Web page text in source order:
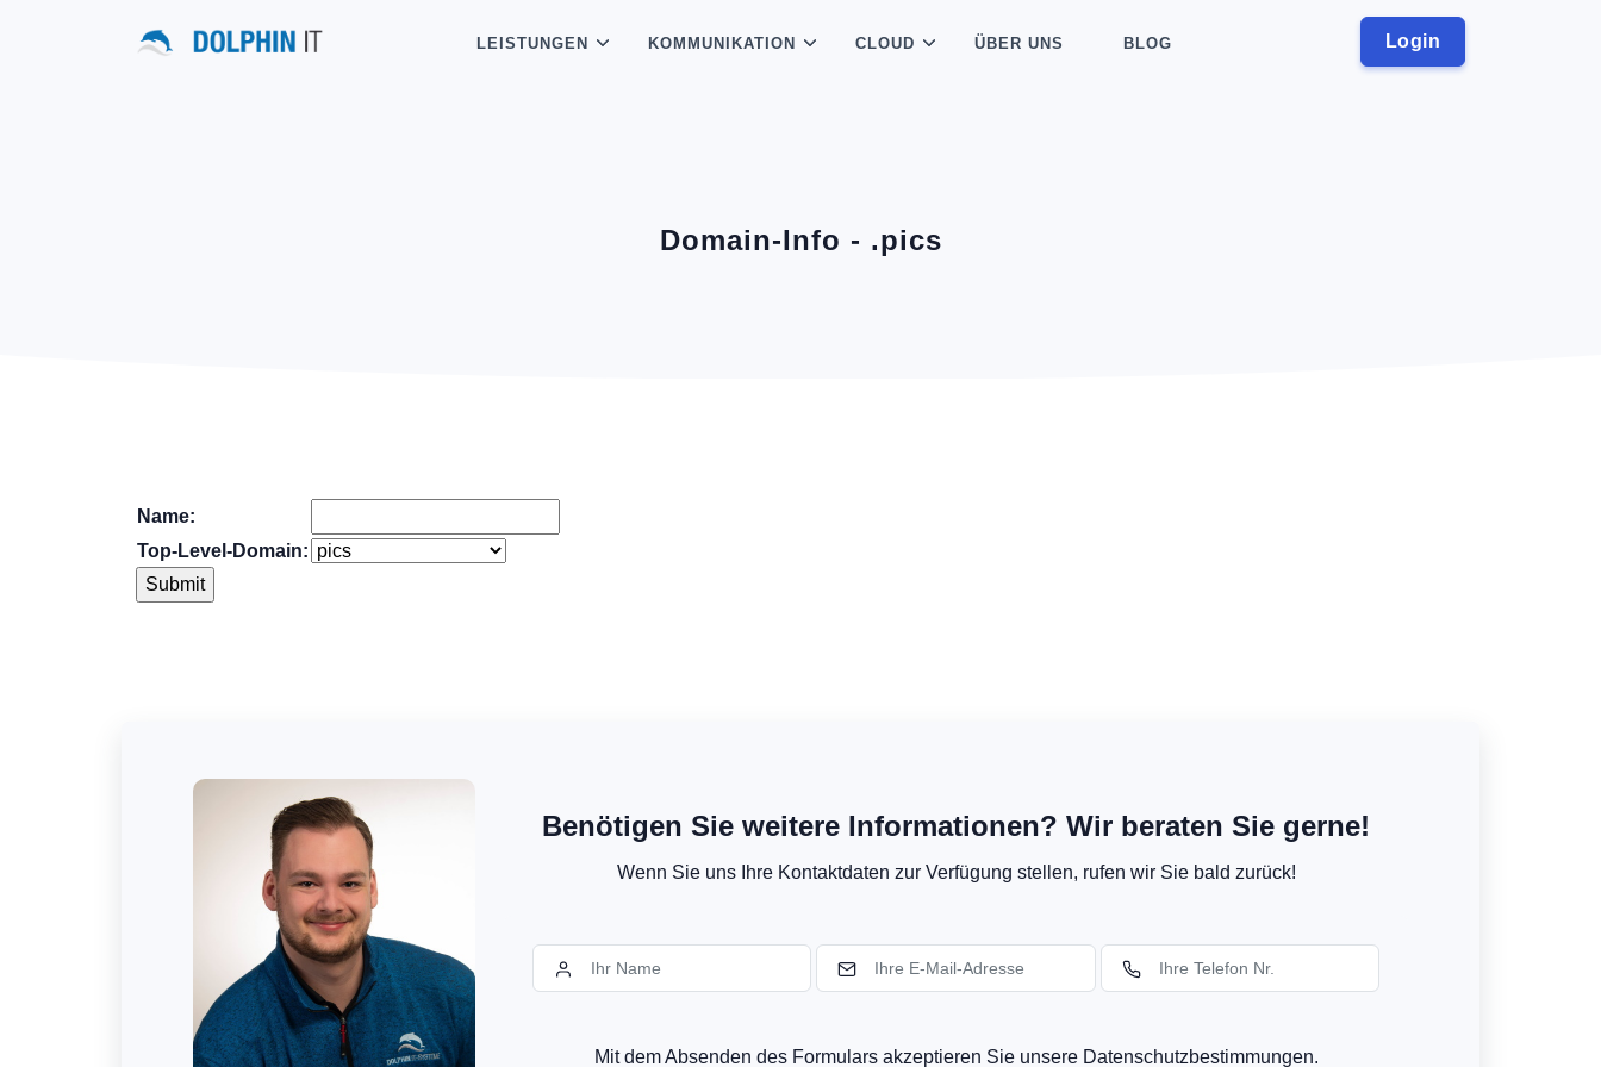
Login
LEISTUNGEN KOMMUNIKATION CLOUD ÜBER UNS BLOG
Domain-Info - .pics
Name:
Top-Level-Domain:
Benötigen Sie weitere Informationen? Wir beraten Sie gerne!
Wenn Sie uns Ihre Kontaktdaten zur Verfügung stellen, rufen wir Sie bald zurück!
Mit dem Absenden des Formulars akzeptieren Sie unsere Datenschutzbestimmungen.